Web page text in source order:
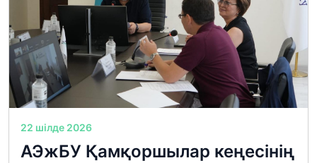
22 шілде 2026
АЭжБУ Қамқоршылар кеңесінің